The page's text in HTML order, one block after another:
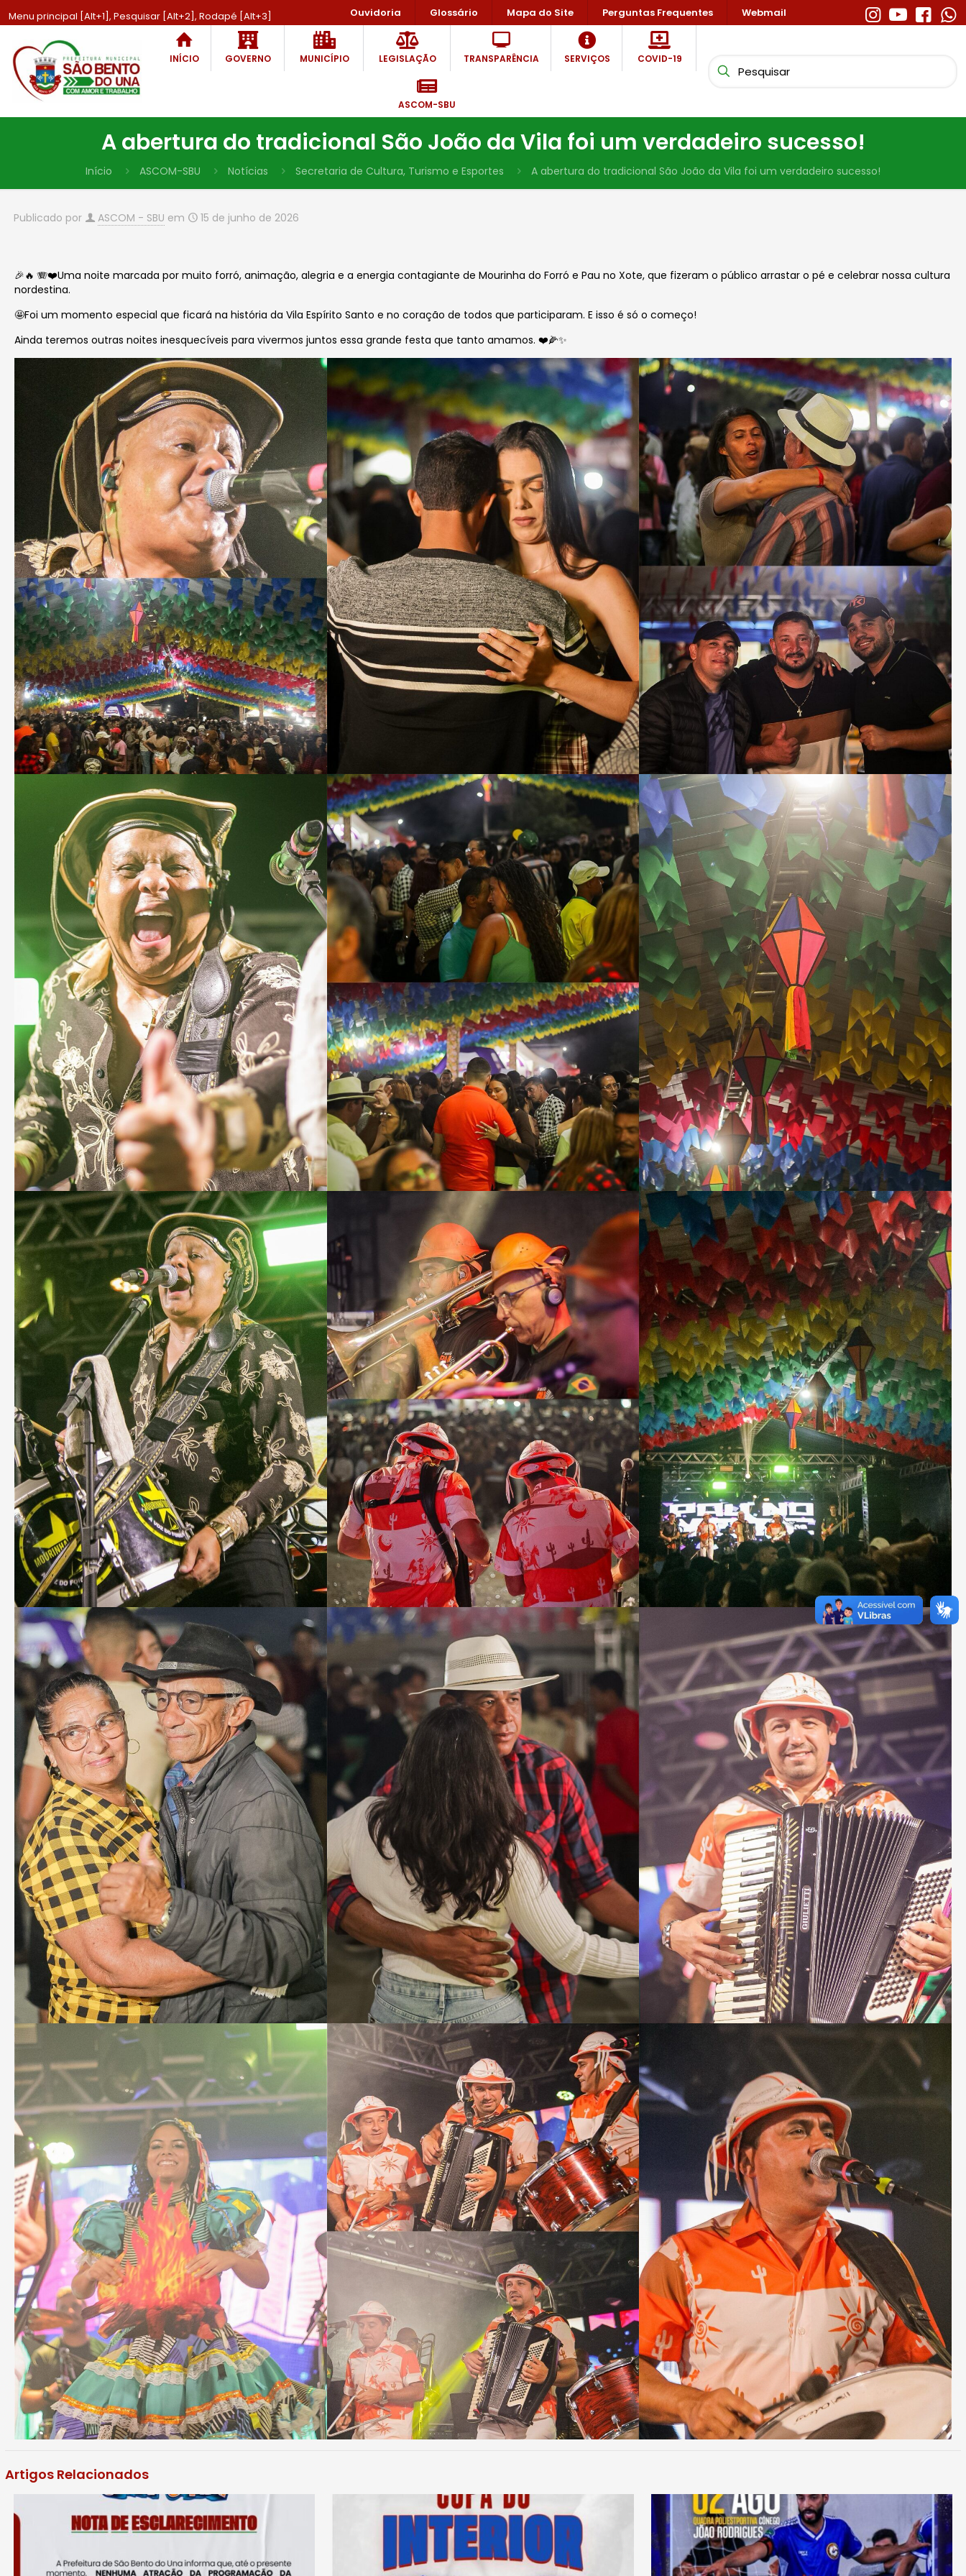
Menu principal [Alt+1], Pesquisar [Alt+2], Rodapé [Alt+3] Ouvidoria Glossário Mapa do Site Perguntas Frequentes Webmail
INÍCIO GOVERNO MUNICÍPIO LEGISLAÇÃO TRANSPARÊNCIA SERVIÇOS COVID-19
ASCOM-SBU
A abertura do tradicional São João da Vila foi um verdadeiro sucesso!
Início ASCOM-SBU Notícias Secretaria de Cultura, Turismo e Esportes A abertura do tradicional São João da Vila foi um verdadeiro sucesso!
Publicado por ASCOM - SBU em 15 de junho de 2026
🎉🔥 🪗❤️Uma noite marcada por muito forró, animação, alegria e a energia contagiante de Mourinha do Forró e Pau no Xote, que fizeram o público arrastar o pé e celebrar nossa cultura
nordestina.
🤩Foi um momento especial que ficará na história da Vila Espírito Santo e no coração de todos que participaram. E isso é só o começo!
Ainda teremos outras noites inesquecíveis para vivermos juntos essa grande festa que tanto amamos. ❤️🌽✨
Artigos Relacionados